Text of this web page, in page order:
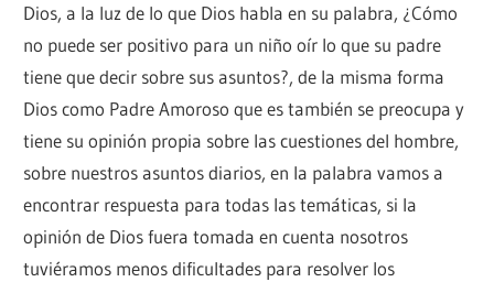
Dios, a la luz de lo que Dios habla en su palabra, ¿Cómo
no puede ser positivo para un niño oír lo que su padre
tiene que decir sobre sus asuntos?, de la misma forma
Dios como Padre Amoroso que es también se preocupa y
tiene su opinión propia sobre las cuestiones del hombre,
sobre nuestros asuntos diarios, en la palabra vamos a
encontrar respuesta para todas las temáticas, si la
opinión de Dios fuera tomada en cuenta nosotros
tuviéramos menos dificultades para resolver los